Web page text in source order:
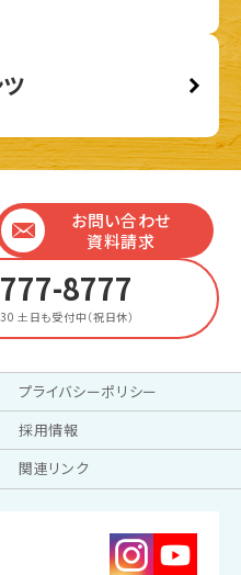
お問い合わせ
資料請求
8777
土日も受付中（祝日休）
プライバシーポリシー
採用情報
関連リンク